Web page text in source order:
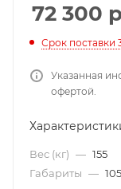
72 300
Срок поставки
Указанная
офертой.
Вес (кг) — 155
Габариты —